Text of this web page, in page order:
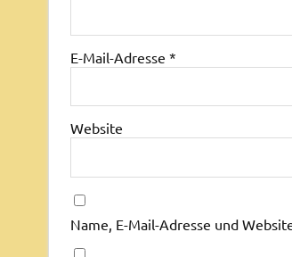
E-Mail-Adresse *
Website
Name, E-Mail-Adresse und